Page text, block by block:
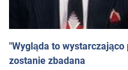
"Wygląda to
zostanie zbadana